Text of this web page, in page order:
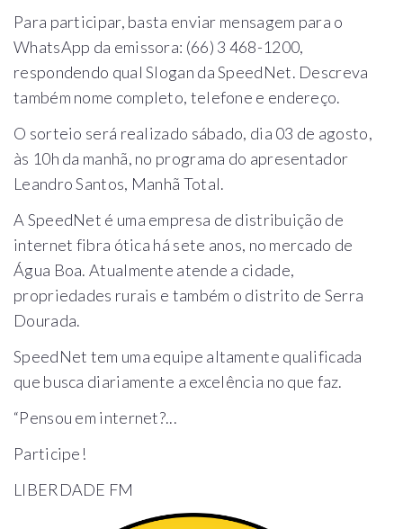
Para participar, basta enviar mensagem para o
WhatsApp da emissora: (66) 3 468-1200,
respondendo qual Slogan da SpeedNet. Descreva
também nome completo, telefone e endereço.
O sorteio será realizado sábado, dia 03 de agosto,
às 10h da manhã, no programa do apresentador
Leandro Santos, Manhã Total.
A SpeedNet é uma empresa de distribuição de
internet fibra ótica há sete anos, no mercado de
Água Boa. Atualmente atende a cidade,
propriedades rurais e também o distrito de Serra
Dourada.
SpeedNet tem uma equipe altamente qualificada
que busca diariamente a excelência no que faz.
“Pensou em internet?...
Participe!
LIBERDADE FM